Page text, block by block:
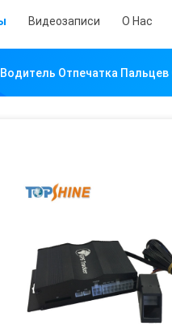
Видеозаписи О Нас
Водитель Отпечатка